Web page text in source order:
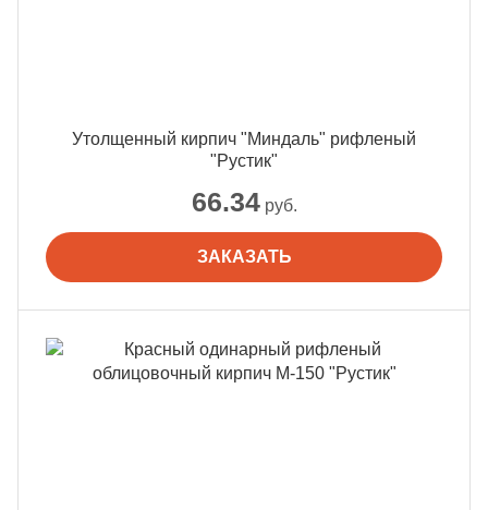
66.34руб.
ЗАКАЗАТЬ
Утолщенный кирпич "Миндаль" рифленый
"Рустик"